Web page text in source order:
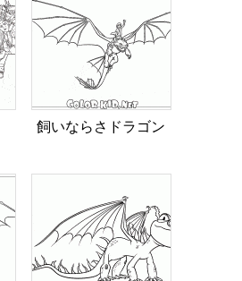
飼いならさドラゴン